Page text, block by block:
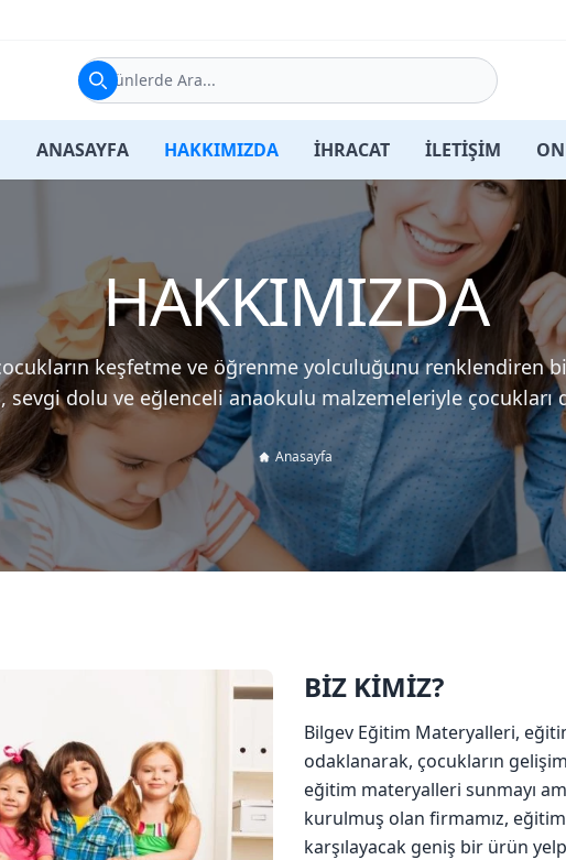
Ürünlerde Ara...
ANASAYFA HAKKIMIZDA İHRACAT İLETİŞİM
HAKKIMIZDA
keşfetme ve öğrenme yolculuğunu renklendiren
sevgi dolu ve eğlenceli anaokulu malzemeleriyle çocukları
Anasayfa
BİZ KİMİZ?
Bilgev Eğitim Materyalleri,
odaklanarak, çocukların
eğitim materyalleri sunmayı
kurulmuş olan firmamız,
karşılayacak geniş bir ürün